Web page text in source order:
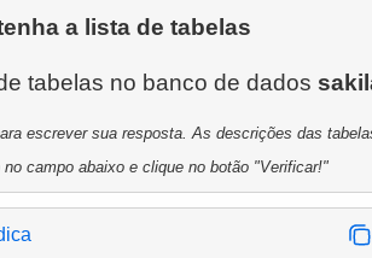
a lista de tabelas
tabelas no banco de dados
escrever sua resposta. As descrições das
campo abaixo e clique no botão "Verificar!"